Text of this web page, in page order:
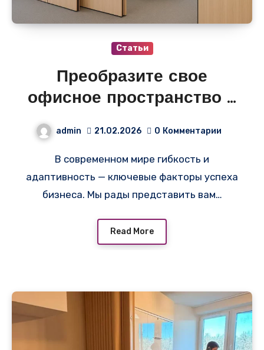
Статьи
Преобразите свое
офисное пространство с
admin 21.02.2026 0 Комментарии
В современном мире гибкость и
адаптивность — ключевые факторы успеха
бизнеса. Мы рады представить вам…
Read More